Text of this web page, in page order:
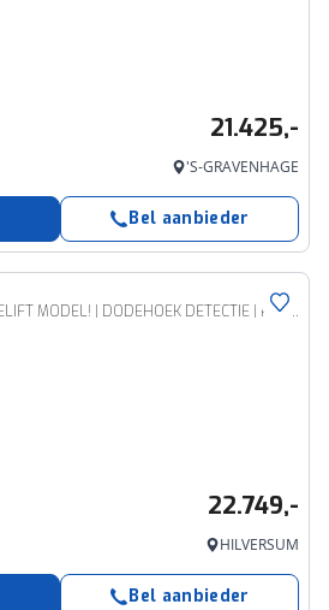
21.425,-
'S-GRAVENHAGE
Bel aanbieder
EV FASHION 64 kWh | FACELIFT MODEL! | DODEHOEK DETECTIE | PDC | 3 FASE | WARMTEPOMP | CAMERA | CLIMA | CRUISE ADAPT. | NAVI | PRIVACY GLASS | DAKRAILING | APPLE CAR PLAY & ADROID AUTO |
22.749,-
HILVERSUM
Bel aanbieder